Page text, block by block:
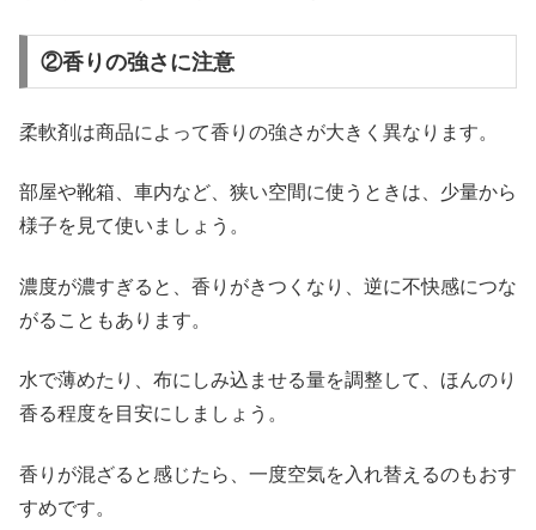
②香りの強さに注意
柔軟剤は商品によって香りの強さが大きく異なります。
部屋や靴箱、車内など、狭い空間に使うときは、少量から
様子を見て使いましょう。
濃度が濃すぎると、香りがきつくなり、逆に不快感につな
がることもあります。
水で薄めたり、布にしみ込ませる量を調整して、ほんのり
香る程度を目安にしましょう。
香りが混ざると感じたら、一度空気を入れ替えるのもおす
すめです。